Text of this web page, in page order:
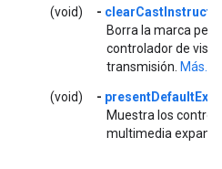
(void) -
Borra la marca
controlador de
transmisión. Más...
(void) -
Muestra los
multimedia